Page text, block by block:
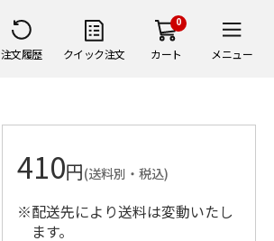
注文履歴 クイック注文
0
カート メニュー
410円(送料別・税込)
※配送先により送料は変動いたし
ます。